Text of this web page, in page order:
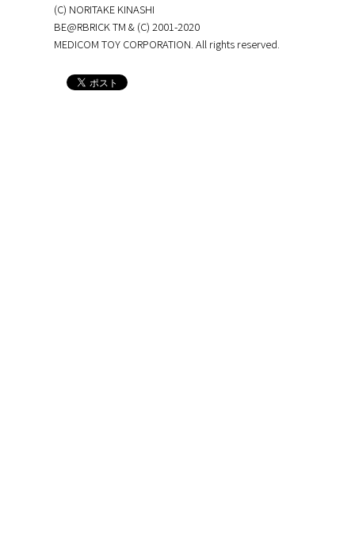
(C) NORITAKE KINASHI
BE@RBRICK TM & (C) 2001-2020
MEDICOM TOY CORPORATION. All rights reserved.